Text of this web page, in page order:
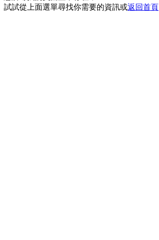
試試從上面選單尋找你需要的資訊或返回首頁